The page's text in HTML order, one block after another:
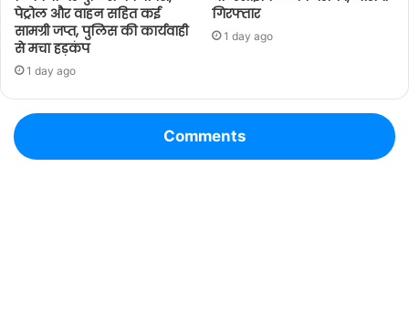
पेट्रोल और वाहन सहित कई
सामग्री जप्त, पुलिस की कार्यवाही
से मचा हड़कंप
1 day ago
गिरफ्तार
1 day ago
Comments